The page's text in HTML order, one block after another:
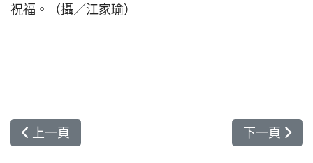
祝福。（攝／江家瑜）
上一篇文章: 免疫療法納入晚期頭頸癌治療給付 有
上一頁 下一篇文章
下一頁